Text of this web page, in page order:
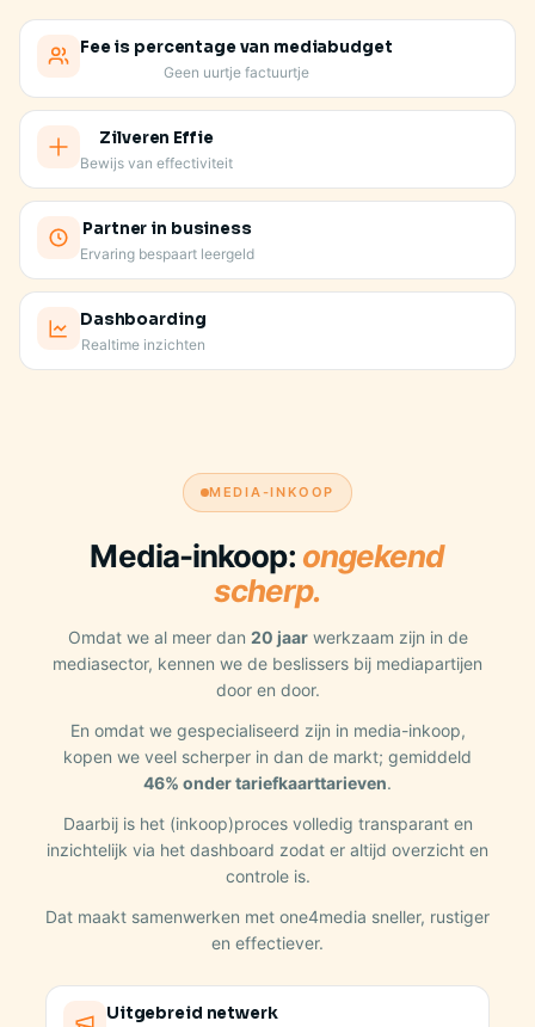
Fee is percentage van mediabudget
Geen uurtje factuurtje
Zilveren Effie
Bewijs van effectiviteit
Partner in business
Ervaring bespaart leergeld
Dashboarding
Realtime inzichten
JE VASTE AANSPREEKPUNT KENT JE MERK
MEDIA-INKOOP
Media-inkoop: ongekend
scherp.
Omdat we al meer dan 20 jaarwerkzaam zijn in de
mediasector, kennen we de beslissers bij mediapartijen
door en door.
En omdat we gespecialiseerd zijn in media-inkoop,
kopen we veel scherper in dan de markt; gemiddeld
46% onder tariefkaarttarieven.
Daarbij is het (inkoop)proces volledig transparant en
inzichtelijk via het dashboard zodat er altijd overzicht en
controle is.
Dat maakt samenwerken met one4media sneller, rustiger
en effectiever.
Uitgebreid netwerk